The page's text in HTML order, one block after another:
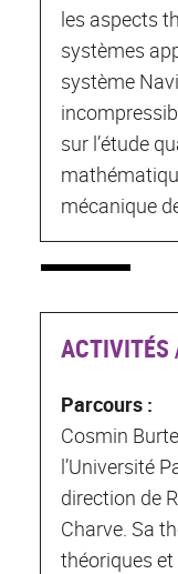
les aspects
systèmes
système
sur l’étude
mécanique
ACTIVITÉS
Parcours :
Cosmin
l’Université
direction de
Charve. Sa
théoriques